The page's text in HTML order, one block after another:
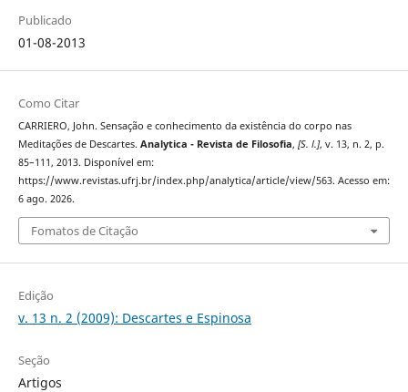
Publicado
01-08-2013
Como Citar
CARRIERO, John. Sensação e conhecimento da existência do corpo nas
Meditações de Descartes. Analytica - Revista de Filosofia, [S. l.], v. 13, n. 2, p.
85–111, 2013. Disponível em:
https://www.revistas.ufrj.br/index.php/analytica/article/view/563. Acesso em:
6 ago. 2026.
Fomatos de Citação
Edição
v. 13 n. 2 (2009): Descartes e Espinosa
Seção
Artigos